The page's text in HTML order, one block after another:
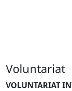
Voluntariat
VOLUNTARIAT